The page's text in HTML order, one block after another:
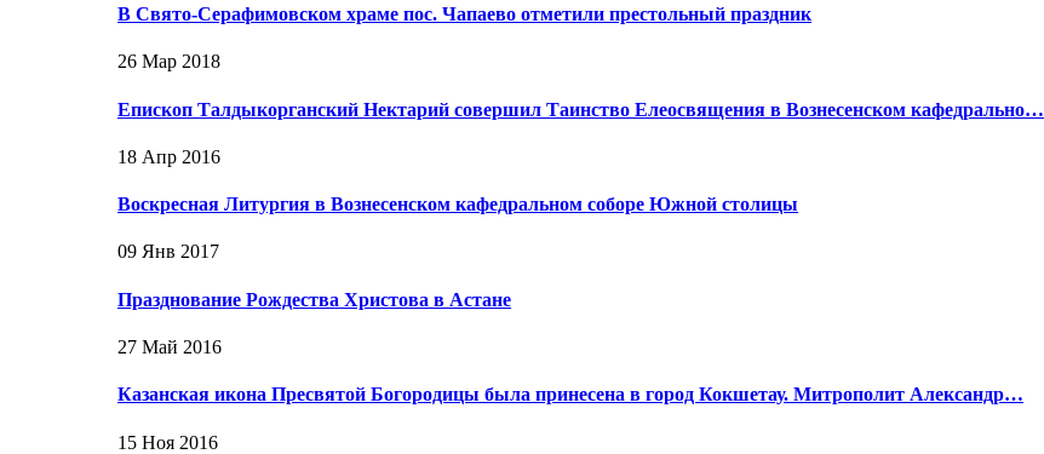
В Свято-Серафимовском храме пос. Чапаево отметили престольный праздник
26 Мар 2018
Епископ Талдыкорганский Нектарий совершил Таинство Елеосвящения в Вознесенском кафедрально…
18 Апр 2016
Воскресная Литургия в Вознесенском кафедральном соборе Южной столицы
09 Янв 2017
Празднование Рождества Христова в Астане
27 Май 2016
Казанская икона Пресвятой Богородицы была принесена в город Кокшетау. Митрополит Александр…
15 Ноя 2016